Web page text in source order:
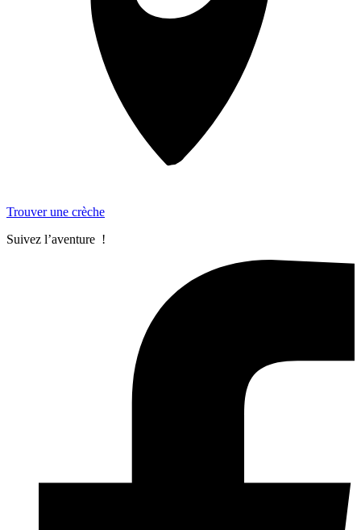
Trouver une crèche
Suivez l’aventure !